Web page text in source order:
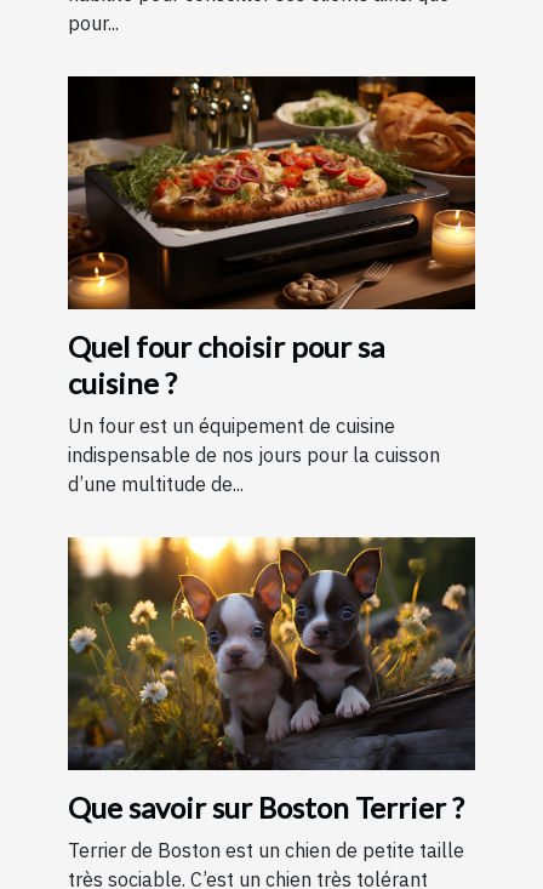
pour...
Quel four choisir pour sa
cuisine ?
Un four est un équipement de cuisine
indispensable de nos jours pour la cuisson
d’une multitude de...
Que savoir sur Boston Terrier ?
Terrier de Boston est un chien de petite taille
très sociable. C’est un chien très tolérant